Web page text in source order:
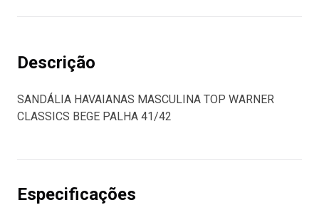
Descrição
SANDÁLIA HAVAIANAS MASCULINA TOP WARNER
CLASSICS BEGE PALHA 41/42
Especificações